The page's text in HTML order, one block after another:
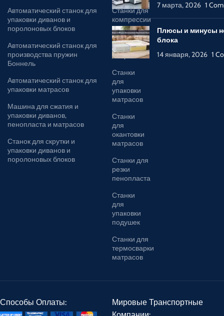
Автоматический станок для
упаковки диванов и
поролоновых блоков
Автоматический станок для
производства пружин
Боннель
Автоматический станок для
упаковки матрасов
Машина для сжатия и
упаковки диванов,
пенопласта и матрасов
Станок для скрутки и
упаковки диванов и
поролоновых блоков
Станки для
компрессии
и упаковки
диванов,
поролона и
матрасов
Станки
для
упаковки
матрасов
Станки
для
окантовки
матрасов
Станки для
резки
пенопласта
Станки
для
упаковки
подушек
Станки для
термосварки
матрасов
7 марта, 2026 1
Плюсы и минусы
блока
14 января, 2026 1
Способы Оплаты:
Мировые Транспортные